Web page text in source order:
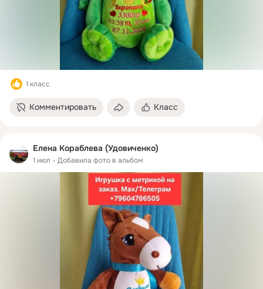
1 класс
Комментировать Класс
Елена Кораблева (Удовиченко)
1 июл Добавила фото в альбом